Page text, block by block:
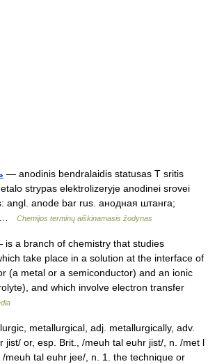
— anodinis bendralaidis statusas T sritis
strypas elektrolizeryje anodinei srovei
angl. anode bar rus. анодная штанга;
…
Chemijos terminų aiškinamasis žodynas
a branch of chemistry that studies
take place in a solution at the interface of
(a metal or a semiconductor) and an ionic
and which involve electron transfer
metallurgical, adj. metallurgically, adv.
jist/ or, esp. Brit., /meuh tal euhr jist/, n. /met l
meuh tal euhr jee/, n. 1. the technique or